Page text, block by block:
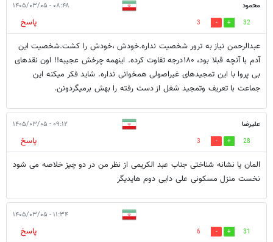
محمود ۰۸:۴۸ - ۱۴۰۵/۰۳/۰۵
32
3
پاسخ
عبدالرحمن نیاز به ترور شخصیت نداره.خودش ،خودش را کشت.شخصیت این
آدم با آنچه قبلا بود، ۱۸۰درجه تفاوت کرده. اینهمه چرخش عجیبه!! اون نقدهای
بی پروا با این تمجیدهای غیراصولی همخوانی نداره. شاید فکر میکنه این
جماعت با تعریف وتمجید شغل از دست رفته را بهش برمیگردونن.
علیرضا ۰۹:۱۲ - ۱۴۰۵/۰۳/۰۵
28
3
پاسخ
المان یا نشانه شناختی جناب عبد الکریمی از نظر من در دو چیز خلاصه می شود
نخست منزل مسکونی علی دایی دوم هایدیگر
۱۱:۳۴ - ۱۴۰۵/۰۳/۰۵
31
6
پاسخ